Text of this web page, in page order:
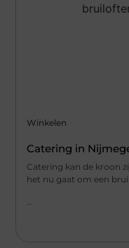
Winkelen
Catering in
Catering kan de kroon
het nu gaat om een
...